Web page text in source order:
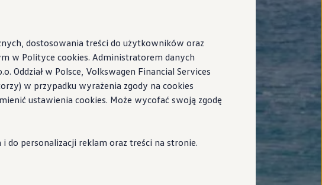
dostosowania treści do użytkowników oraz
w Polityce cookies. Administratorem danych
Oddział w Polsce, Volkswagen Financial Services
w przypadku wyrażenia zgody na cookies
ustawienia cookies. Może wycofać swoją zgodę
do personalizacji reklam oraz treści na stronie.